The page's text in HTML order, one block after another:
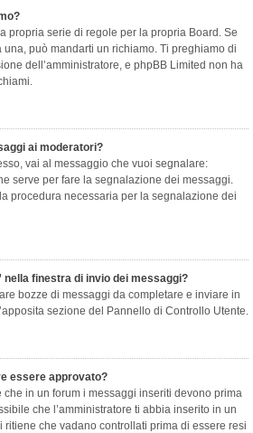
propria serie di regole per la propria Board. Se
può mandarti un richiamo. Ti preghiamo di
dell’amministratore, e phpBB Limited non ha
ai moderatori?
vai al messaggio che vuoi segnalare:
serve per fare la segnalazione dei messaggi.
procedura necessaria per la segnalazione dei
nella finestra di invio dei messaggi?
bozze di messaggi da completare e inviare in
sezione del Pannello di Controllo Utente.
essere approvato?
che in un forum i messaggi inseriti devono prima
che l’amministratore ti abbia inserito in un
che vadano controllati prima di essere resi